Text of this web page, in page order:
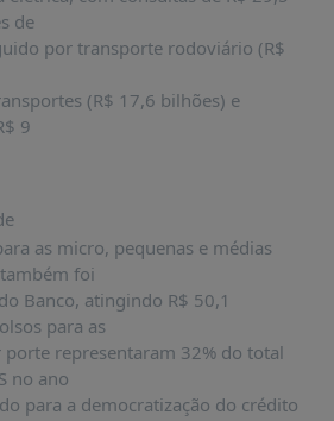
de
por transporte rodoviário (R$
(R$ 17,6 bilhões) e
9
as micro, pequenas e médias
foi
Banco, atingindo R$ 50,1
para as
representaram 32% do total
no ano
para a democratização do crédito